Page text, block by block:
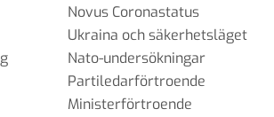
Novus Coronastatus
Ukraina och säkerhetsläget
Nato-undersökningar
Partiledarförtroende
Ministerförtroende